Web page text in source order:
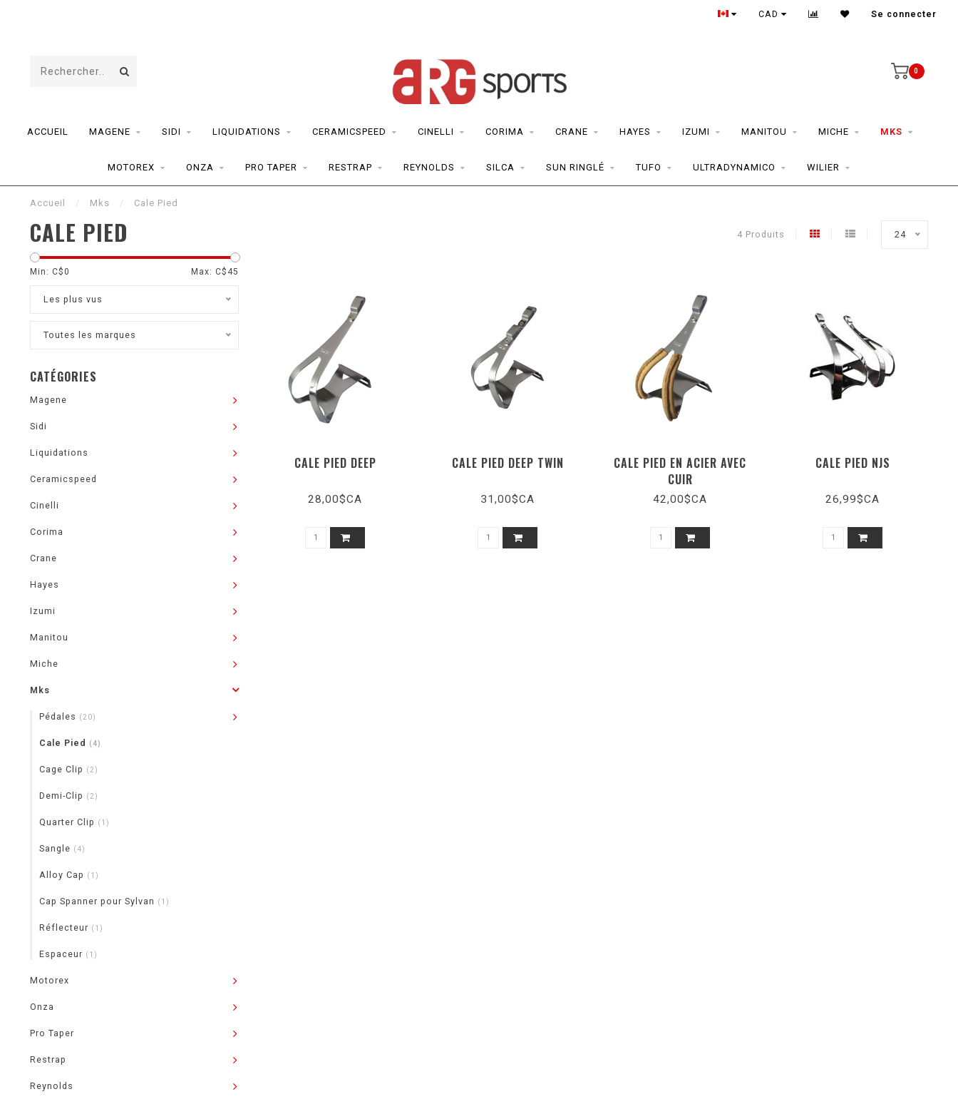
CAD Se connecter
0
ACCUEIL MAGENE SIDI LIQUIDATIONS CERAMICSPEED CINELLI CORIMA CRANE HAYES IZUMI MANITOU MICHE MKS
MOTOREX ONZA PRO TAPER RESTRAP REYNOLDS SILCA SUN RINGLÉ TUFO ULTRADYNAMICO WILIER
Accueil / Mks / Cale Pied
CALE PIED 4 Produits 24
Min: C$0 Max: C$ 45
Les plus vus
Toutes les marques
CATÉGORIES
Magene
Sidi
Liquidations
Ceramicspeed
Cinelli
Corima
Crane
Hayes
Izumi
Manitou
Miche
Mks
Pédales (20)
Cale Pied (4)
Cage Clip (2)
Demi-Clip (2)
Quarter Clip (1)
Sangle (4)
Alloy Cap (1)
Cap Spanner pour Sylvan (1)
Réflecteur (1)
Espaceur (1)
Motorex
Onza
Pro Taper
Restrap
Reynolds
CALE PIED DEEP
28,00$CA
CALE PIED DEEP TWIN
31,00$CA
CALE PIED EN ACIER AVEC
CUIR
42,00$CA
CALE PIED NJS
26,99$CA